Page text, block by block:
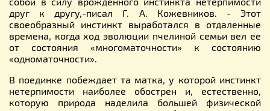
друг к другу,-писал Г. А. Кожевников. - Этот
своеобразный инстинкт выработался в отдaленные
времена, когда ход эволюции пчелиной семьи вел ее
от состояния «многоматочности» к состоянию
«одноматочности».
В поединке побеждает та матка, у которой инстинкт
нетерпимости наиболее обострен и, естественно,
которую природа наделила большей физической